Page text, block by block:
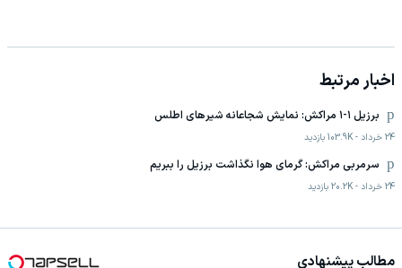
اخبار مرتبط
برزیل ۱-۱ مراکش: نمایش شجاعانه شیرهای اطلس
24 خرداد -
103.9K بازدید
سرمربی مراکش: گرمای هوا نگذاشت برزیل را ببریم
24 خرداد -
20.2K بازدید
مطالب پیشنهادی